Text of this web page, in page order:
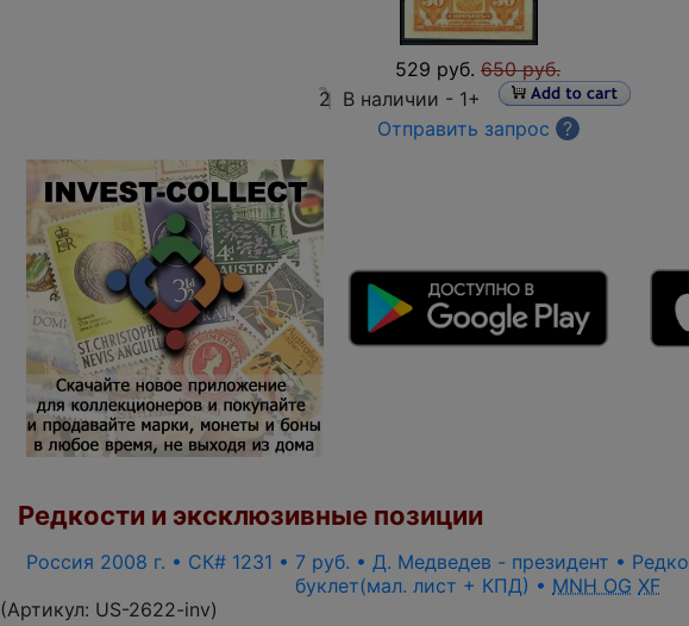
529 руб. 650 руб.
2 В наличии - 1+
Отправить запрос
?
Редкости и эксклюзивные позиции
Россия 2008 г. • СК# 1231 • 7 руб. • Д. Медведев - президент •
буклет(мал. лист + КПД) • MNH OG XF
(Артикул: US-2622-inv)